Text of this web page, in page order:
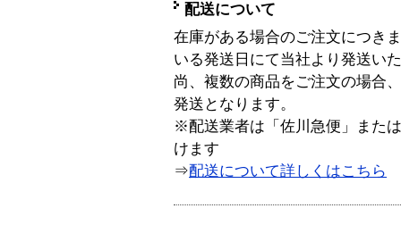
配送について
在庫がある場合のご注文につき
いる発送日にて当社より発送い
尚、複数の商品をご注文の場合
発送となります。
※配送業者は「佐川急便」また
けます
⇒配送について詳しくはこちら